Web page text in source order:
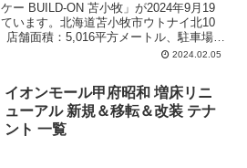
ー BUILD-ON 苫小牧」が2024年9月19
います。北海道苫小牧市ウトナイ北10
店舗面積：5,016平方メートル、駐車場：
時間：午前6時30分-午後9時50分。2024.02.05
イオンモール甲府昭和 増床リニ
ューアル 新規＆移転＆改装 テナ
ント 一覧